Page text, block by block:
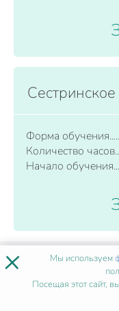
Форма обучения
Количество часов
Начало обучения
× Мы используем
Посещая этот сайт,